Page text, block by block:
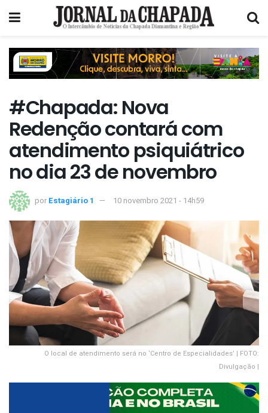
#Chapada: Nova
Redenção contará com
atendimento psiquiátrico
no dia 23 de novembro
por Estagiário 1 10 novembro 2021 - 14h59
O local de atendimento será no ‘Centro de Especialidades’ | FOTO:
Divulgação |